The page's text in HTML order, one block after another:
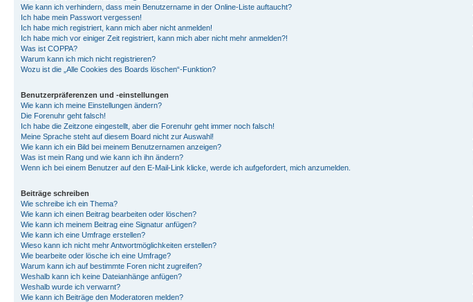
Wie kann ich verhindern, dass mein Benutzername in der Online-Liste auftaucht?
Ich habe mein Passwort vergessen!
Ich habe mich registriert, kann mich aber nicht anmelden!
Ich habe mich vor einiger Zeit registriert, kann mich aber nicht mehr anmelden?!
Was ist COPPA?
Warum kann ich mich nicht registrieren?
Wozu ist die „Alle Cookies des Boards löschen“-Funktion?
Benutzerpräferenzen und -einstellungen
Wie kann ich meine Einstellungen ändern?
Die Forenuhr geht falsch!
Ich habe die Zeitzone eingestellt, aber die Forenuhr geht immer noch falsch!
Meine Sprache steht auf diesem Board nicht zur Auswahl!
Wie kann ich ein Bild bei meinem Benutzernamen anzeigen?
Was ist mein Rang und wie kann ich ihn ändern?
Wenn ich bei einem Benutzer auf den E-Mail-Link klicke, werde ich aufgefordert, mich anzumelden.
Beiträge schreiben
Wie schreibe ich ein Thema?
Wie kann ich einen Beitrag bearbeiten oder löschen?
Wie kann ich meinem Beitrag eine Signatur anfügen?
Wie kann ich eine Umfrage erstellen?
Wieso kann ich nicht mehr Antwortmöglichkeiten erstellen?
Wie bearbeite oder lösche ich eine Umfrage?
Warum kann ich auf bestimmte Foren nicht zugreifen?
Weshalb kann ich keine Dateianhänge anfügen?
Weshalb wurde ich verwarnt?
Wie kann ich Beiträge den Moderatoren melden?